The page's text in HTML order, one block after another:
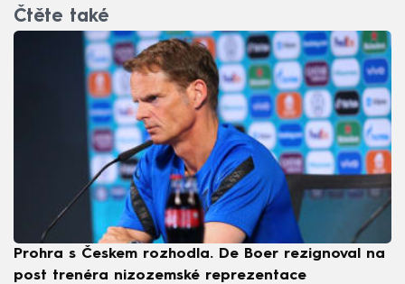
Čtěte také
Prohra s Českem rozhodla. De Boer rezignoval na
post trenéra nizozemské reprezentace